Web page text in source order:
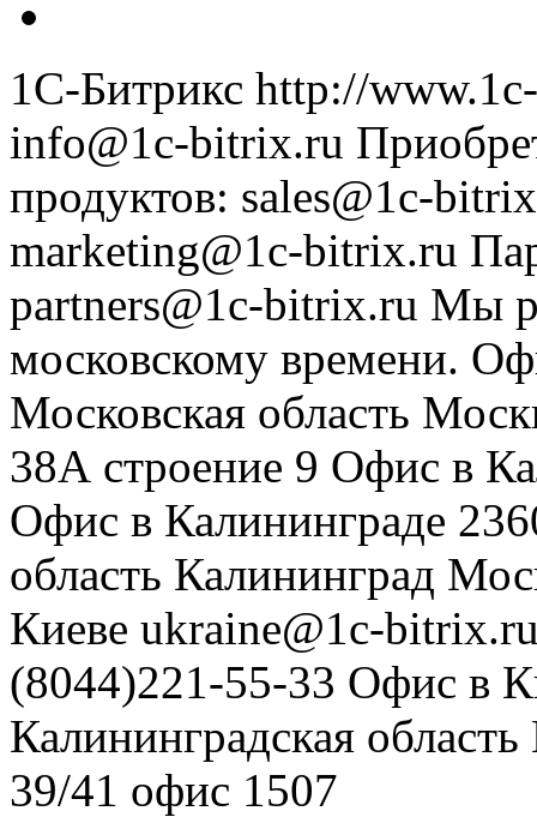
1С-Битрикс http://
info@1c-bitrix.ru
продуктов: sales@1c-
marketing@1c-bitrix.ru
partners@1c-bitrix.ru Мы
московскому времени.
Московская область
38А строение 9 Офис в
Офис в Калининграде
область Калининград
Киеве ukraine@1c-
(8044)221-55-33 Офис в
Калининградская область
39/41 офис 1507